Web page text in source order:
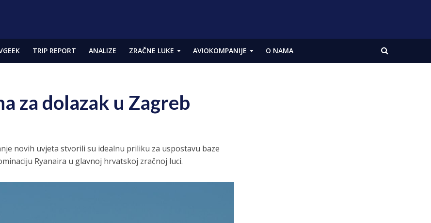
TRIP REPORT ANALIZE ZRAČNE LUKE AVIOKOMPANIJE O NAMA
za dolazak u Zagreb
novih uvjeta stvorili su idealnu priliku za uspostavu baze
Ryanaira u glavnoj hrvatskoj zračnoj luci.